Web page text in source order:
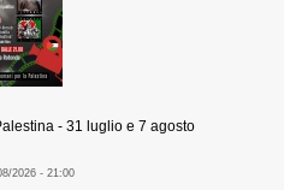
- 31 luglio e 7 agosto
2026 - 21:00